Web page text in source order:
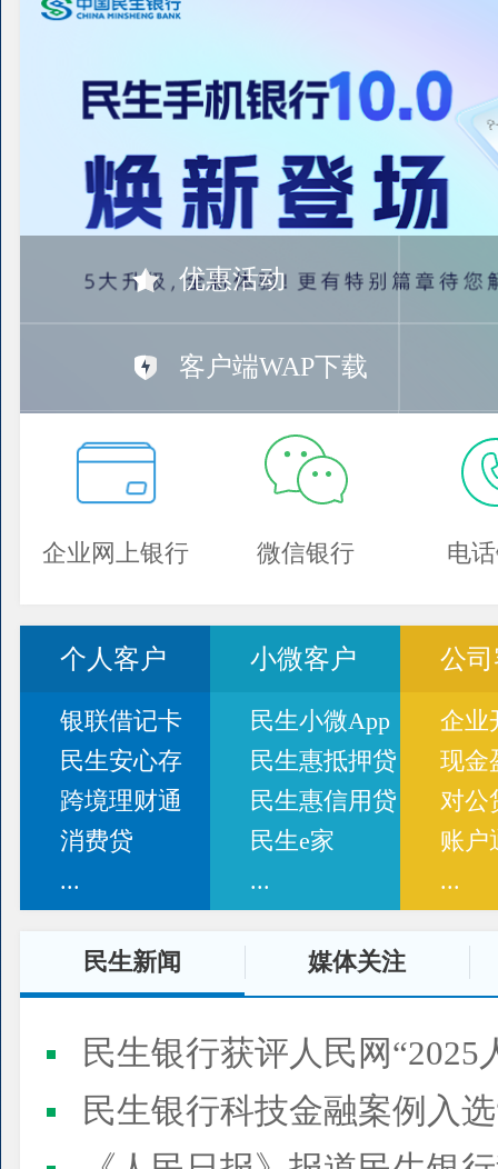
优惠活动
客户端WAP下载
企业网上银行 微信银行 电
个人客户
银联借记卡
民生安心存
跨境理财通
消费贷
...
小微客户
民生小微App
民生惠抵押贷
民生惠信用贷
民生e家
...
公
企业
现金
对公
账户
...
民生新闻 媒体关注
民生银行获评人民网“2025
民生银行科技金融案例入选“2025人民